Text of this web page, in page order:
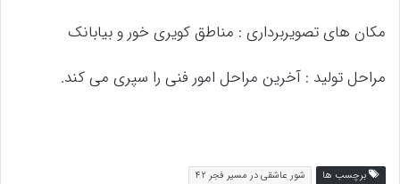
مکان های تصویربرداری : مناطق کویری خور و بیابانک
مراحل تولید : آخرین مراحل امور فنی را سپری می کند.
برچسب ها شور عاشقی در مسیر فجر 42